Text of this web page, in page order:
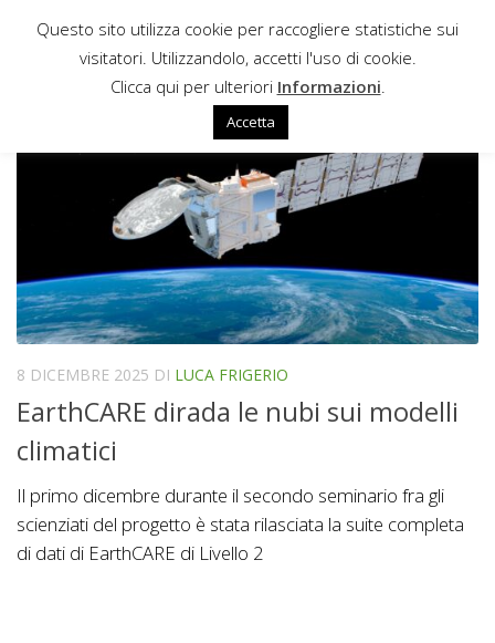
Sotto il contenuto
MODELLI CLIMATICI
8 DICEMBRE 2025 DI LUCA FRIGERIO
EarthCARE dirada le nubi sui modelli
climatici
Il primo dicembre durante il secondo seminario fra gli
scienziati del progetto è stata rilasciata la suite completa
di dati di EarthCARE di Livello 2
Questo sito utilizza cookie per raccogliere statistiche sui
visitatori. Utilizzandolo, accetti l'uso di cookie.
Clicca qui per ulteriori Informazioni
Accetta